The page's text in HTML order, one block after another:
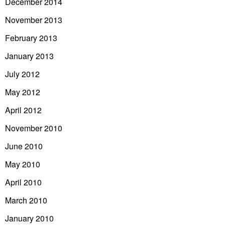
November 2013
February 2013
January 2013
July 2012
May 2012
April 2012
November 2010
June 2010
May 2010
April 2010
March 2010
January 2010